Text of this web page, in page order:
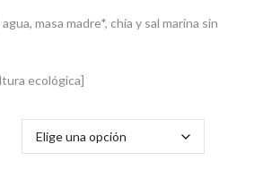
masa madre*, chía y sal marina sin
ecológica]